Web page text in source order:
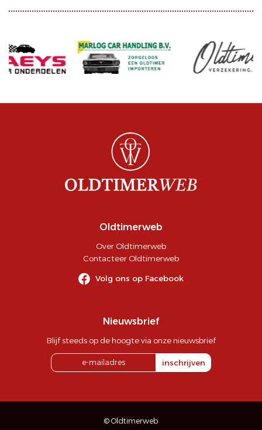
Oldtimerweb
Over Oldtimerweb
Contacteer Oldtimerweb
Volg ons op Facebook
Nieuwsbrief
Blijf steeds op de hoogte via onze nieuwsbrief
inschrijven
© Oldtimerweb